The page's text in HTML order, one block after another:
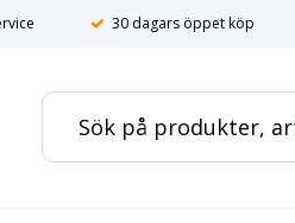
30 dagars öppet köp